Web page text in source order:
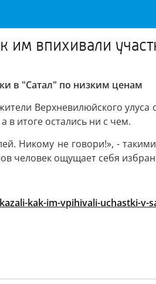
им впихивали
в "Сатал" по низким ценам
Верхневилюйского
в итоге остались ни с чем.
Никому не говори!», -
человек ощущает себя
kak-im-vpihivali-uchastki-v-